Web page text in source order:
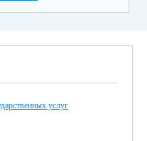
услуг